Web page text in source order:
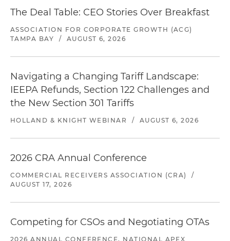
The Deal Table: CEO Stories Over Breakfast
ASSOCIATION FOR CORPORATE GROWTH (ACG)
TAMPA BAY
/ AUGUST 6, 2026
Navigating a Changing Tariff Landscape:
IEEPA Refunds, Section 122 Challenges and
the New Section 301 Tariffs
HOLLAND & KNIGHT WEBINAR / AUGUST 6, 2026
2026 CRA Annual Conference
COMMERCIAL RECEIVERS ASSOCIATION (CRA)
/
AUGUST 17, 2026
Competing for CSOs and Negotiating OTAs
2026 ANNUAL CONFERENCE, NATIONAL APEX